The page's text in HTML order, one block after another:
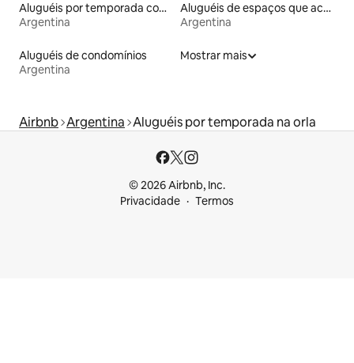
Aluguéis por temporada com banheira de hidromassagem
Argentina
Aluguéis de espaços que aceitam animais de estimação
Argentina
Aluguéis de condomínios
Argentina
Mostrar mais
Airbnb Argentina Aluguéis por temporada na orla
© 2026 Airbnb, Inc.
Privacidade
Termos